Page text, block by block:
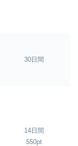
30日間
14日間
550pt